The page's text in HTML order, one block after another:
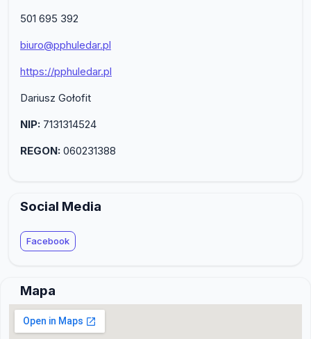
501 695 392
biuro@pphuledar.pl
https://pphuledar.pl
Dariusz Gołofit
NIP: 7131314524
REGON: 060231388
Social Media
Facebook
Mapa